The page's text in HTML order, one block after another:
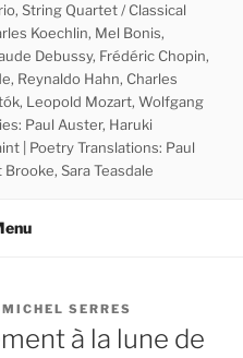
String Quartet / Classical
Koechlin, Mel Bonis,
Debussy, Frédéric Chopin,
Reynaldo Hahn, Charles
Leopold Mozart, Wolfgang
Paul Auster, Haruki
| Poetry Translations: Paul
Sara Teasdale
SERRES
à la lune de